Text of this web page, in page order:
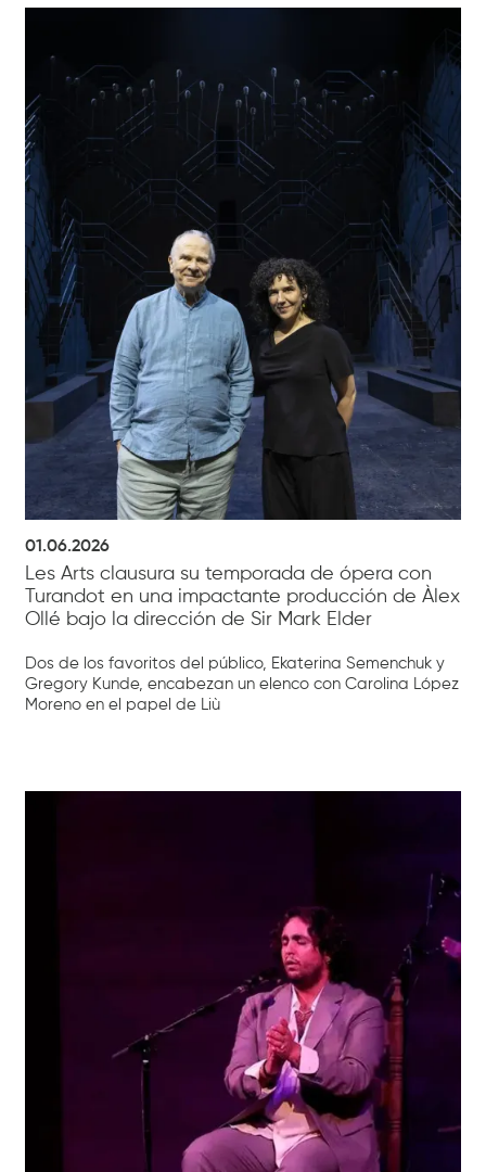
01.06.2026
Les Arts clausura su temporada de ópera con
Turandot en una impactante producción de Àlex
Ollé bajo la dirección de Sir Mark Elder
Dos de los favoritos del público, Ekaterina Semenchuk y
Gregory Kunde, encabezan un elenco con Carolina López
Moreno en el papel de Liù